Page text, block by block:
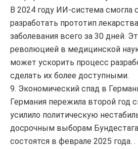
В 2024 году ИИ-система смогла
разработать прототип
заболевания всего за 30 дней.
революцией в медицинской
может ускорить процесс
сделать их более доступными.
9. Экономический спад в
Германия пережила второй год
усилило политическую
досрочным выборам
состоятся в феврале 2025 года.